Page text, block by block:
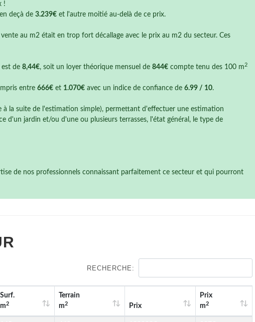
!
en deçà de 3.239€ et l'autre moitié au-delà de ce prix.
au m2 était en trop fort décallage avec le prix au m2 du secteur. Ces
de 8,44€, soit un loyer théorique mensuel de 844€ compte tenu des 100 m 2
entre 666€ et 1.070€ avec un indice de confiance de 6.99 / 10.
à la suite de l'estimation simple), permettant d'effectuer une estimation
d'un jardin et/ou d'une ou plusieurs terrasses, l'état général, le type de
de nos professionnels connaissant parfaitement ce secteur et qui pourront
RECHERCHE:
Surf.
m2
Terrain
m2 Prix
Prix
m2